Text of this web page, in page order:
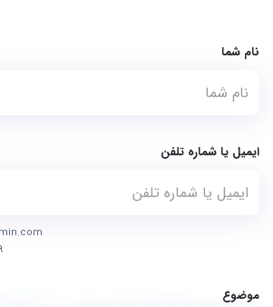
نام شما
ایمیل یا شماره تلفن
موضوع